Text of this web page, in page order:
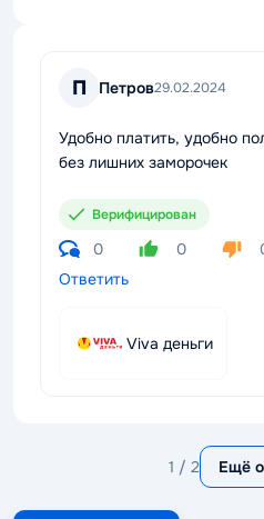
П Петров29.02.2024
Удобно платить, удобно
без лишних заморочек
Верифицирован
0 0
Ответить
Viva деньги
1 / 2 Ещё